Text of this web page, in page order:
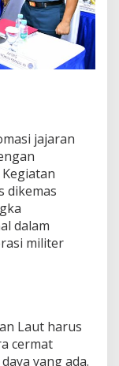
jajaran
dikemas
dalam
militer
Laut harus
cermat
yang ada.